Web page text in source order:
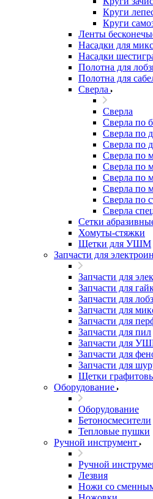
Круги
Круги
Ленты
Насадки для
Насадки
Полотна для
Полотна для
Сверла
Сверла
Сверла по
Сверла по
Сверла по
Сверла по
Сверла по
Сверла по
Сверла по
Сверла по
Сверла
Сетки
Хомуты-стяжки
Щетки для УШМ
Запчасти для
Запчасти для
Запчасти для
Запчасти для
Запчасти для
Запчасти для
Запчасти для пил
Запчасти для
Запчасти для
Запчасти для
Щетки
Оборудование
Оборудование
Бетоносмесители
Тепловые пушки
Ручной инструмент
Ручной
Лезвия
Ножи со